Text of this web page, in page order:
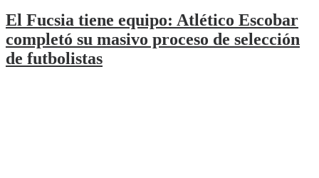
El Fucsia tiene equipo: Atlético Escobar
completó su masivo proceso de selección
de futbolistas